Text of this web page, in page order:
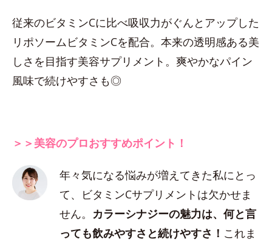
従来のビタミンCに比べ吸収力がぐんとアップした
リポソームビタミンCを配合。本来の透明感ある美
しさを目指す美容サプリメント。爽やかなパイン
風味で続けやすさも◎
＞＞美容のプロおすすめポイント！
年々気になる悩みが増えてきた私にとっ
て、ビタミンCサプリメントは欠かせま
せん。 カラーシナジーの魅力は、何と言
っても飲みやすさと続けやすさ！ これま